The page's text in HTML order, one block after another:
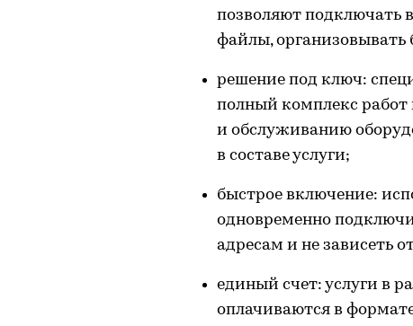
позволяют подключать
файлы, организовывать
решение под ключ:
полный комплекс
и обслуживанию
в составе услуги;
быстрое включение:
одновременно
адресам и не зависеть
единый счет: услуги в
оплачиваются в